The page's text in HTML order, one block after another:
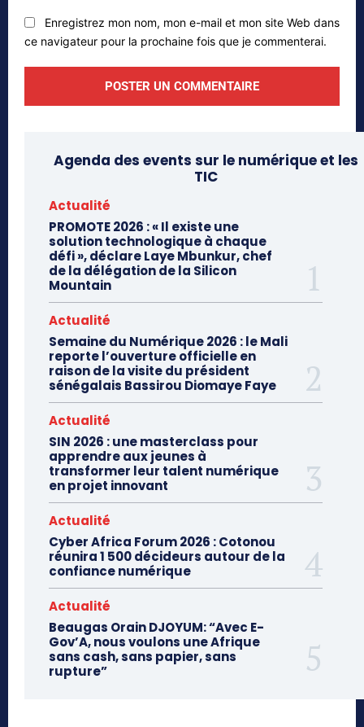
Enregistrez mon nom, mon e-mail et mon site Web dans
ce navigateur pour la prochaine fois que je commenterai.
Agenda des events sur le numérique et les
TIC
Actualité
PROMOTE 2026 : « Il existe une
solution technologique à chaque
défi », déclare Laye Mbunkur, chef
de la délégation de la Silicon
Mountain
Actualité
Semaine du Numérique 2026 : le Mali
reporte l’ouverture officielle en
raison de la visite du président
sénégalais Bassirou Diomaye Faye
Actualité
SIN 2026 : une masterclass pour
apprendre aux jeunes à
transformer leur talent numérique
en projet innovant
Actualité
Cyber Africa Forum 2026 : Cotonou
réunira 1 500 décideurs autour de la
confiance numérique
Actualité
Beaugas Orain DJOYUM: “Avec E-
Gov’A, nous voulons une Afrique
sans cash, sans papier, sans
rupture”